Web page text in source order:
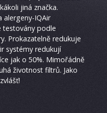
jiná značka.
alergeny-IQAir
testovány podle
Prokazatelně redukuje
systémy redukují
jak o 50%. Mimořádně
životnost filtrů. Jako